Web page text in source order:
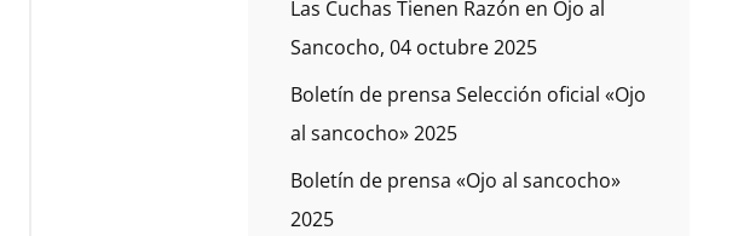
Las Cuchas Tienen Razón en Ojo al
Sancocho, 04 octubre 2025
Boletín de prensa Selección oficial «Ojo
al sancocho» 2025
Boletín de prensa «Ojo al sancocho»
2025